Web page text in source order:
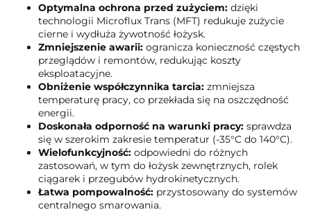
Optymalna ochrona przed zużyciem: dzięki
technologii Microflux Trans (MFT) redukuje zużycie
cierne i wydłuża żywotność łożysk.
Zmniejszenie awarii: ogranicza konieczność częstych
przeglądów i remontów, redukując koszty
eksploatacyjne.
Obniżenie współczynnika tarcia: zmniejsza
temperaturę pracy, co przekłada się na oszczędność
energii.
Doskonała odporność na warunki pracy: sprawdza
się w szerokim zakresie temperatur (-35°C do 140°C).
Wielofunkcyjność: odpowiedni do różnych
zastosowań, w tym do łożysk zewnętrznych, rolek
ciągarek i przegubów hydrokinetycznych.
Łatwa pompowalność: przystosowany do systemów
centralnego smarowania.